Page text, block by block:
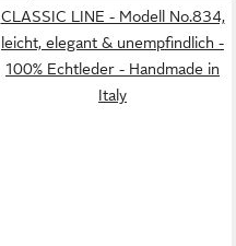
CLASSIC LINE - Modell No.834,
leicht, elegant & unempfindlich -
100% Echtleder - Handmade in
Italy